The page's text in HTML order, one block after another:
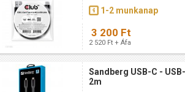
1-2 munkanap
3 200 Ft
2 520 Ft + Áfa
Sandberg USB-C -
2m